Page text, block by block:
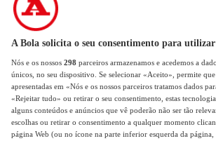
A Bola solicita o seu consentimento para utilizar
Nós e os nossos 298 parceiros armazenamos e acedemos a
únicos, no seu dispositivo. Se selecionar «Aceito», permite
apresentadas em «Nós e os nossos parceiros tratamos dados
«Rejeitar tudo» ou retirar o seu consentimento, estas
alguns conteúdos e anúncios que vê poderão não ser tão
escolhas ou retirar o consentimento a qualquer momento
página Web (ou no ícone na parte inferior esquerda da página,